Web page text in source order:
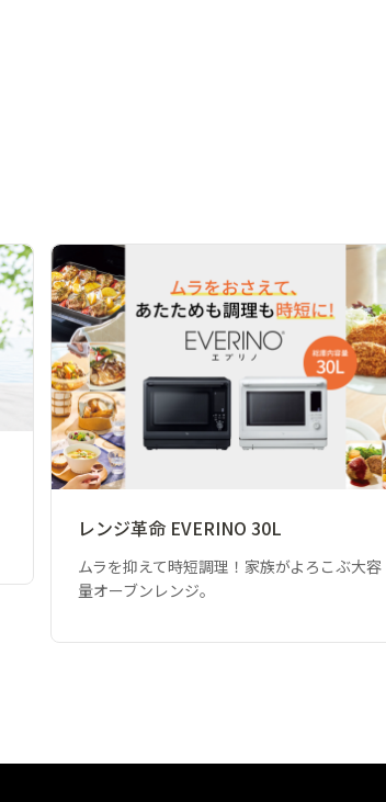
レンジ革命 EVERINO 30L
ムラを抑えて時短調理！家族がよろこぶ大容
量オーブンレンジ。